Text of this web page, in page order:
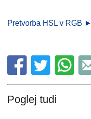
Pretvorba HSL v RGB ►
Poglej tudi